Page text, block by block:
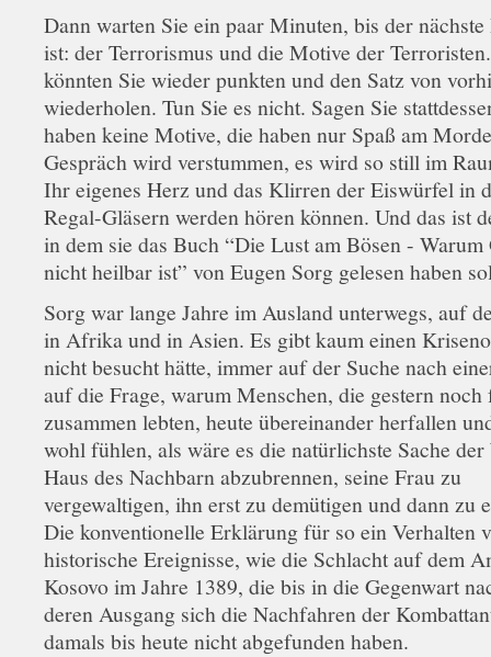
Dann warten Sie ein paar Minuten, bis der
ist: der Terrorismus und die Motive der
könnten Sie wieder punkten und den Satz von
wiederholen. Tun Sie es nicht. Sagen Sie
haben keine Motive, die haben nur Spaß am
Gespräch wird verstummen, es wird so still im
Ihr eigenes Herz und das Klirren der Eiswürfel in
Regal-Gläsern werden hören können. Und das ist
in dem sie das Buch “Die Lust am Bösen - Warum
nicht heilbar ist” von Eugen Sorg gelesen haben
Sorg war lange Jahre im Ausland unterwegs, auf
in Afrika und in Asien. Es gibt kaum einen
nicht besucht hätte, immer auf der Suche nach
auf die Frage, warum Menschen, die gestern
zusammen lebten, heute übereinander herfallen
wohl fühlen, als wäre es die natürlichste Sache
Haus des Nachbarn abzubrennen, seine Frau zu
vergewaltigen, ihn erst zu demütigen und dann zu
Die konventionelle Erklärung für so ein Verhalten
historische Ereignisse, wie die Schlacht auf dem
Kosovo im Jahre 1389, die bis in die Gegenwart
deren Ausgang sich die Nachfahren der
damals bis heute nicht abgefunden haben.